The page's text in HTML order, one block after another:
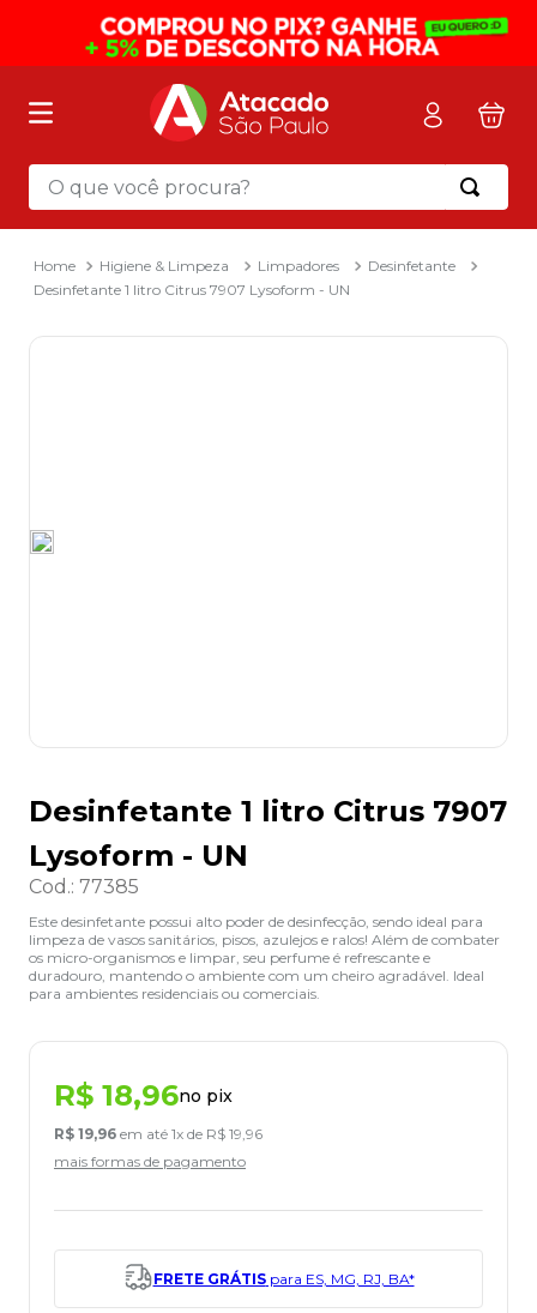
O que você procura?
Higiene & Limpeza Limpadores
Desinfetante
Desinfetante 1 litro Citrus 7907 Lysoform - UN
Desinfetante 1 litro Citrus 7907
Lysoform - UN
Cod.: 77385
Este desinfetante possui alto poder de desinfecção, sendo ideal para
limpeza de vasos sanitários, pisos, azulejos e ralos! Além de combater
os micro-organismos e limpar, seu perfume é refrescante e
duradouro, mantendo o ambiente com um cheiro agradável. Ideal
para ambientes residenciais ou comerciais.
R$ 18,96no pix
R$ 19,96 em até 1x de R$ 19,96
mais formas de pagamento
FRETE GRÁTISpara ES, MG, RJ, BA*
Termos mais buscados
mochila
2º sacola
3º mala
8